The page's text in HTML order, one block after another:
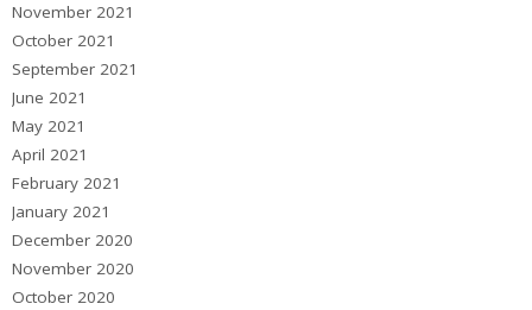
November 2021
October 2021
September 2021
June 2021
May 2021
April 2021
February 2021
January 2021
December 2020
November 2020
October 2020